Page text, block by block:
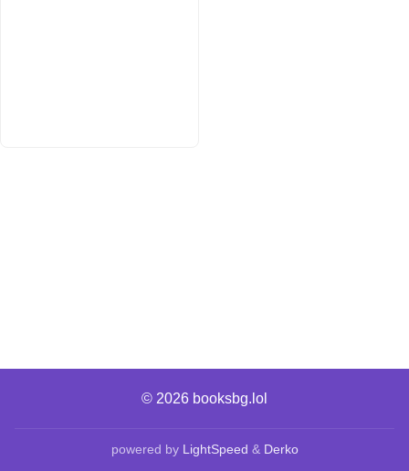
© 2026 booksbg.lol
powered by LightSpeed & Derko